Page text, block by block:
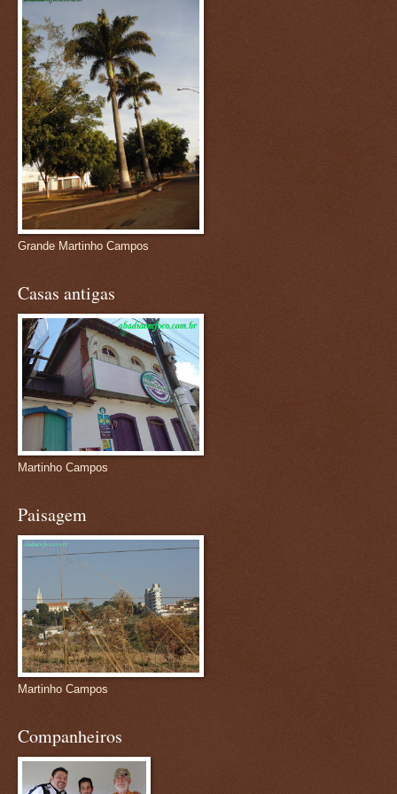
Grande Martinho Campos
Casas antigas
Martinho Campos
Paisagem
Martinho Campos
Companheiros